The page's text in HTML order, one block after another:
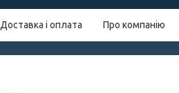
Доставка і оплата Про компанію